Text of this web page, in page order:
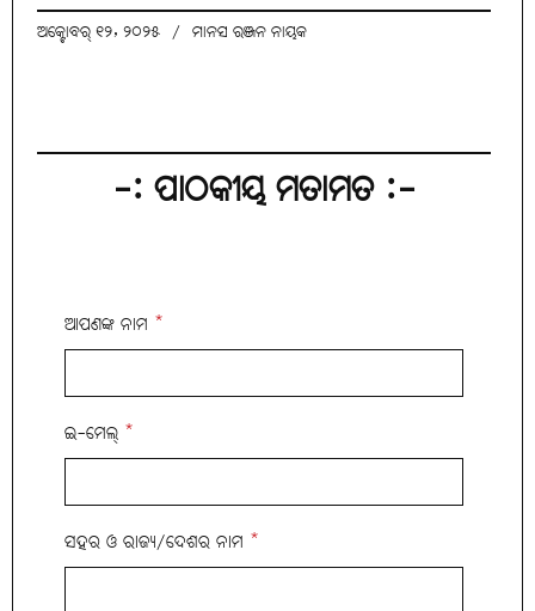
ଅକ୍ଟୋବର୍ ୧୨, ୨୦୨୫ / ମାନସ ରଞ୍ଜନ ନାୟକ
-: ପାଠକୀୟ ମତାମତ :-
ଆପଣଙ୍କ ନାମ *
ଇ-ମେଲ୍ *
ସହର ଓ ରାଜ୍ୟ/ଦେଶର ନାମ *